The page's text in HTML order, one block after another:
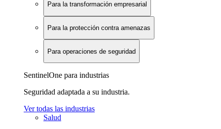
Para la transformación empresarial
Para la protección contra amenazas
Para operaciones de seguridad
SentinelOne para industrias
Seguridad adaptada a su industria.
Ver todas las industrias
Salud